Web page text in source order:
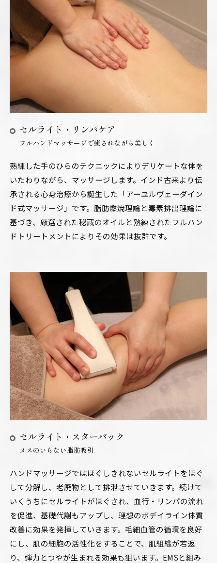
セルライト・リンパケア
フルハンドマッサージで癒されながら美しく
熟練した手のひらのテクニックによりデリケートな体を
いたわりながら、マッサージします。インド古来より伝
承される心身治療から誕生した「アーユルヴェーダイン
ド式マッサージ」です。脂肪燃焼理論と毒素排出理論に
基づき、厳選された秘蔵のオイルと熟練されたフルハン
ドトリートメントによりその効果は抜群です。
セルライト・スターバック
メスのいらない脂肪吸引
ハンドマッサージではほぐしきれないセルライトをほぐ
して分解し、老廃物として排泄させていきます。続けて
いくうちにセルライトがほぐされ、血行・リンパの流れ
を促進、基礎代謝もアップし、理想のボデイライン体質
改善に効果を発揮していきます。毛細血管の循環を良好
にし、肌の細胞の活性化をすることで、肌組織が若返
り、弾力とつやが生まれる効果も狙います。EMSと組み